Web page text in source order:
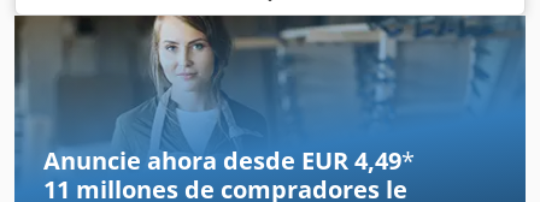
Anuncie ahora desde EUR 4,49*
11 millones de compradores le